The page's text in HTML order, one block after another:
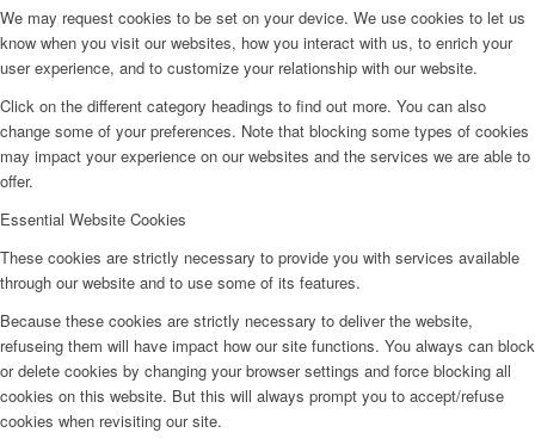
We may request cookies to be set on your device. We use cookies to let us
know when you visit our websites, how you interact with us, to enrich your
user experience, and to customize your relationship with our website.
Click on the different category headings to find out more. You can also
change some of your preferences. Note that blocking some types of cookies
may impact your experience on our websites and the services we are able to
offer.
Essential Website Cookies
These cookies are strictly necessary to provide you with services available
through our website and to use some of its features.
Because these cookies are strictly necessary to deliver the website,
refuseing them will have impact how our site functions. You always can block
or delete cookies by changing your browser settings and force blocking all
cookies on this website. But this will always prompt you to accept/refuse
cookies when revisiting our site.